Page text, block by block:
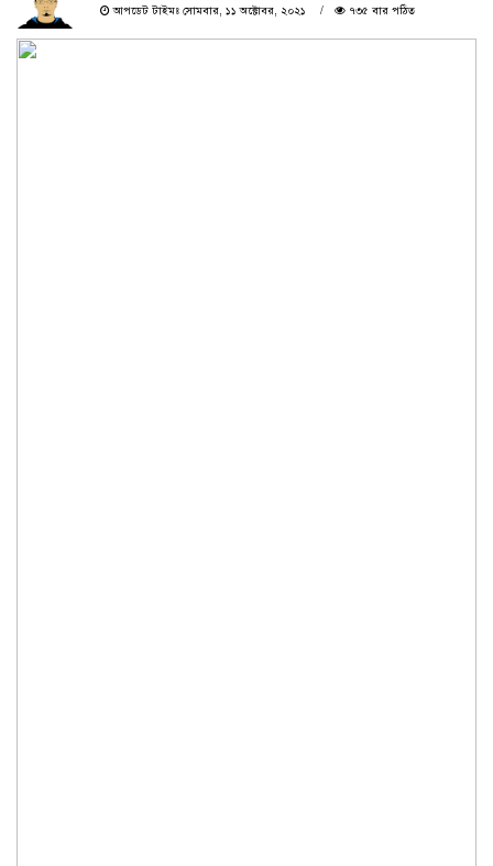
আপডেট টাইমঃ সোমবার, ১১ অক্টোবর, ২০২১
৭৩৫ বার পঠিত